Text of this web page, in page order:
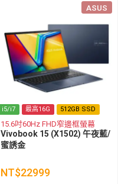
ASUS
i5/i7 最高16G 512GB SSD
15.6吋60Hz FHD窄邊框螢幕
Vivobook 15 (X1502) 午夜藍/
蜜誘金
NT$22999